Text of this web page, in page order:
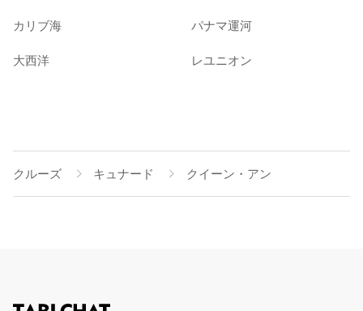
カリブ海 パナマ運河
大西洋 レユニオン
クルーズ キュナード クイーン・アン